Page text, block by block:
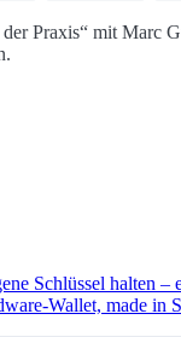
Praxis“ mit Marc
Schlüssel halten
Wallet, made in